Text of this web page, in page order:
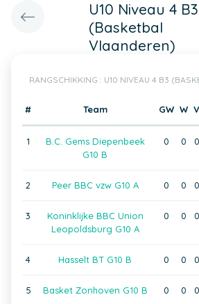
U10 Niveau 4 B3
(Basketbal
Vlaanderen)
RANGSCHIKKING : U10 NIVEAU 4 B3
# Team GW W V
1
B.C. Gems Diepenbeek
G10 B
0 0 0
2 Peer BBC vzw G10 A 0 0 0
3
Koninklijke BBC Union
Leopoldsburg G10 A
0 0 0
4 Hasselt BT G10 B 0 0 0
5 Basket Zonhoven G10 B 0 0 0